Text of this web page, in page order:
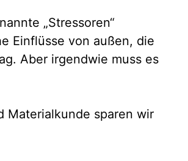
„Stressoren“
Einflüsse von außen, die
Aber irgendwie muss es
Materialkunde sparen wir